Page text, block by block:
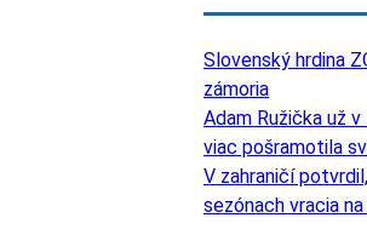
Slovenský hrdina
zámoria
Adam Ružička už
viac pošramotila
V zahraničí
sezónach vracia